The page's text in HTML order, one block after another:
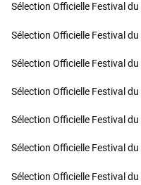
Sélection Officielle Festival
Sélection Officielle Festival
Sélection Officielle Festival
Sélection Officielle Festival
Sélection Officielle Festival
Sélection Officielle Festival
Sélection Officielle Festival